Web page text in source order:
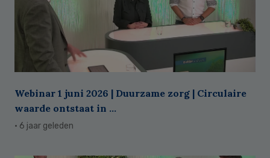
Webinar 1 juni 2026 | Duurzame zorg | Circulaire
waarde ontstaat in ...
· 6 jaar geleden